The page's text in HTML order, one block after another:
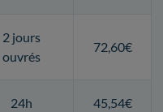
2 jours
ouvrés
72,60€
24h 45,54€